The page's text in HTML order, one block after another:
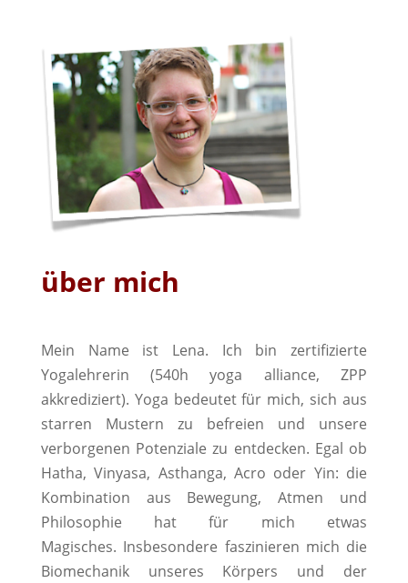
über mich
Mein Name ist Lena. Ich bin zertifizierte
Yogalehrerin (540h yoga alliance, ZPP
akkrediziert). Yoga bedeutet für mich, sich aus
starren Mustern zu befreien und unsere
verborgenen Potenziale zu entdecken. Egal ob
Hatha, Vinyasa, Asthanga, Acro oder Yin: die
Kombination aus Bewegung, Atmen und
Philosophie hat für mich etwas
Magisches. Insbesondere faszinieren mich die
Biomechanik unseres Körpers und der